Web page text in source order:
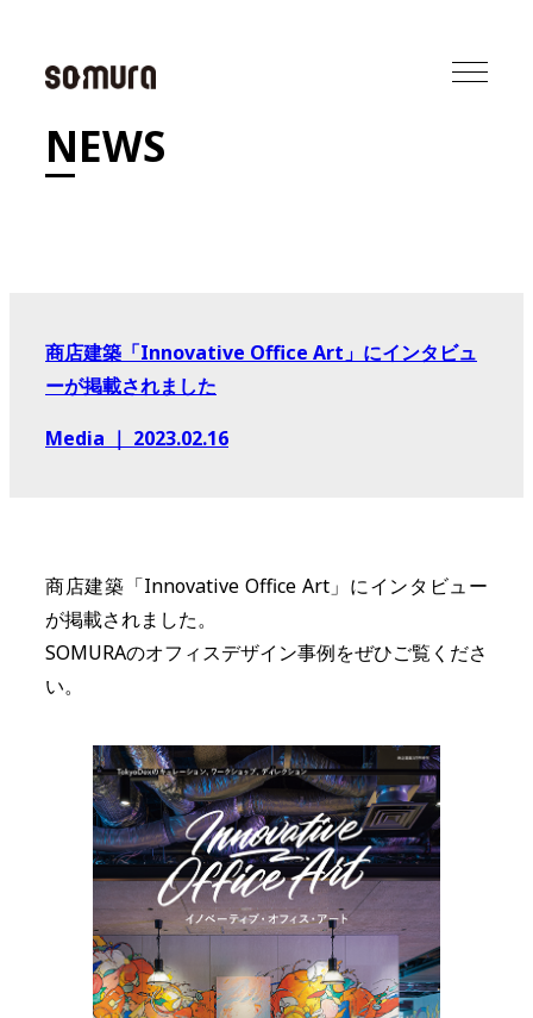
NEWS
商店建築「Innovative Office Art」にインタビュ
ーが掲載されました
Media ｜ 2023.02.16
商店建築「Innovative Office Art」にインタビュー
が掲載されました。
SOMURAのオフィスデザイン事例をぜひご覧くださ
い。